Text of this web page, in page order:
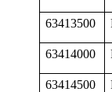
63413500
63414000
63414500